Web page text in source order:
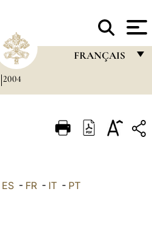
FRANÇAIS
ITALIANO
2004
ES - FR - IT - PT